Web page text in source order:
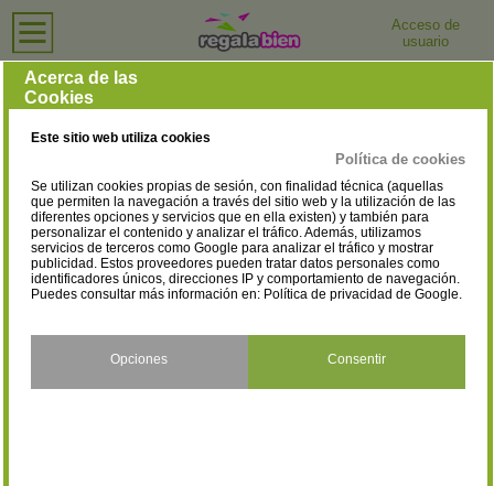
Acceso de
usuario
Bisuterías en Murcia
Selecciona la localidad
Inicio › Bisuterías
Murcia
Acerca de las
Cookies
Este sitio web utiliza cookies
Política de cookies
Se utilizan cookies propias de sesión, con finalidad técnica (aquellas
que permiten la navegación a través del sitio web y la utilización de las
diferentes opciones y servicios que en ella existen) y también para
personalizar el contenido y analizar el tráfico. Además, utilizamos
servicios de terceros como Google para analizar el tráfico y mostrar
publicidad. Estos proveedores pueden tratar datos personales como
identificadores únicos, direcciones IP y comportamiento de navegación.
Puedes consultar más información en: Política de privacidad de Google.
Opciones Consentir